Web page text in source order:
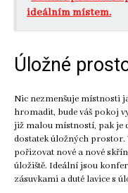
ideálním místem.
Úložné
Nic nezmenšuje místnosti
hromadit, bude váš pokoj
již malou místností, pak je
dostatek úložných prostor.
pořizovat nové a nové
úložiště. Ideální jsou
zásuvkami a duté lavice s